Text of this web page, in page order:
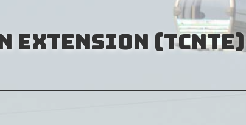
Extension (TCNTE)